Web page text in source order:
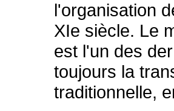
l'organisation
XIe siècle. Le
est l'un des
toujours la
traditionnelle,